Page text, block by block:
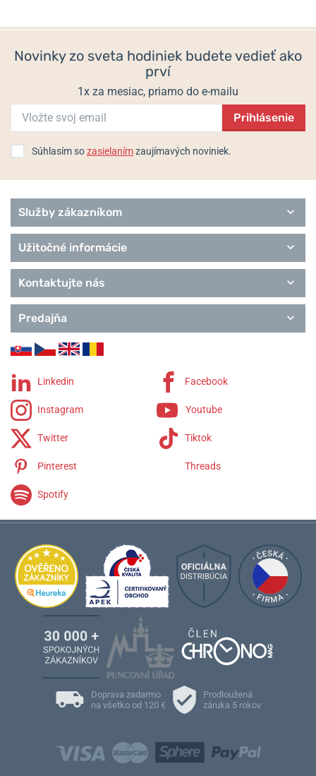
Novinky zo sveta hodiniek budete vedieť ako
prví
1x za mesiac, priamo do e-mailu
Prihlásenie
Súhlasím sozasielanímzaujímavých noviniek.
Služby zákazníkom
Užitočné informácie
Kontaktujte nás
Predajňa
Linkedin Facebook
Instagram Youtube
Twitter Tiktok
Pinterest Threads
Spotify
Doprava zadarmo
na všetko od 120 €
Prodloužená
záruka 5 rokov